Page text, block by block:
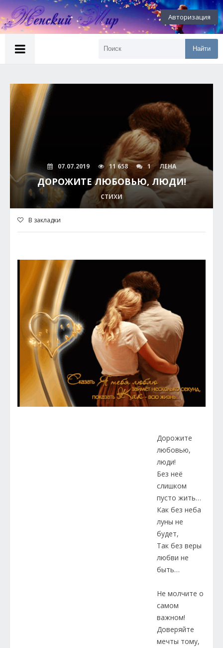
Авторизация
Найти
07.07.2019 11 658 1 ЛЕНА
ДОРОЖИТЕ ЛЮБОВЬЮ, ЛЮДИ!
СТИХИ
В закладки
Дорожите
любовью,
люди!
Без неё
слишком
пусто жить…
Как без неба
луны не
будет,
Так без веры
любви не
быть…
Не молчите о
самом
важном!
Доверяйте
мечты тому,